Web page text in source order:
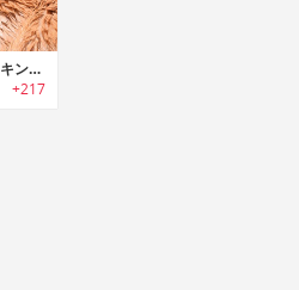
Waggit｜愛犬のヘルストラッキングが可能なウェアラブルスマートカラー「ワギット」
+217